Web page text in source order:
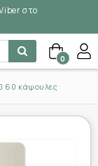
στο
0
60 κάψουλες